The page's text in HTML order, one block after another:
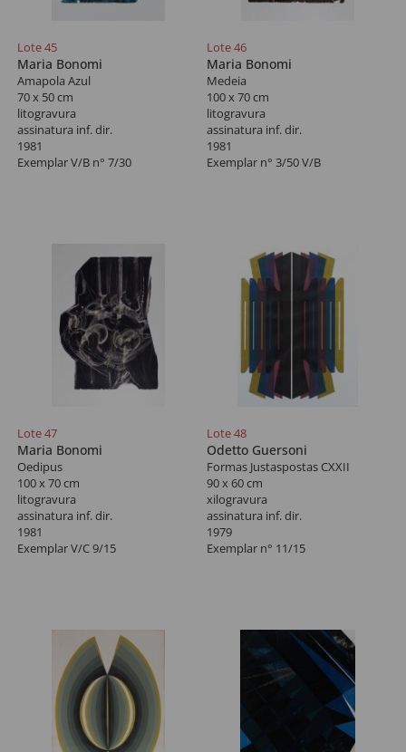
Lote 45
Maria Bonomi
Amapola Azul
70 x 50 cm
litogravura
assinatura inf. dir.
1981
Exemplar V/B n° 7/30
Lote 46
Maria Bonomi
Medeia
100 x 70 cm
litogravura
assinatura inf. dir.
1981
Exemplar n° 3/50 V/B
Lote 47
Maria Bonomi
Oedipus
100 x 70 cm
litogravura
assinatura inf. dir.
1981
Exemplar V/C 9/15
Lote 48
Odetto Guersoni
Formas Justaspostas CXXII
90 x 60 cm
xilogravura
assinatura inf. dir.
1979
Exemplar n° 11/15